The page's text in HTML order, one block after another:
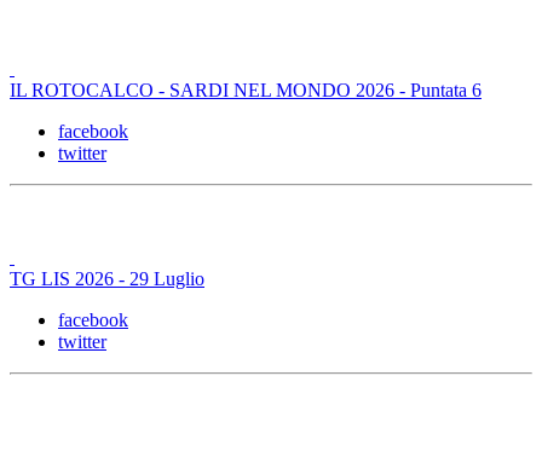
IL ROTOCALCO - SARDI NEL MONDO 2026 - Puntata 6
facebook
twitter
TG LIS 2026 - 29 Luglio
facebook
twitter